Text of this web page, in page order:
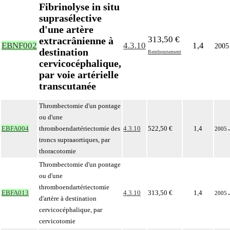
EBNF002
Fibrinolyse in situ
suprasélective
d'une artère
extracrânienne à
destination
cervicocéphalique,
par voie artérielle
transcutanée
4.3.10
313,50 €
Remboursement
1,4 2005
EBFA004
Thrombectomie d'un pontage
ou d'une
thromboendartériectomie des
troncs supraaortiques, par
thoracotomie
4.3.10 522,50 € 1,4 2005
EBFA013
Thrombectomie d'un pontage
ou d'une
thromboendartériectomie
d'artère à destination
cervicocéphalique, par
cervicotomie
4.3.10 313,50 € 1,4 2005